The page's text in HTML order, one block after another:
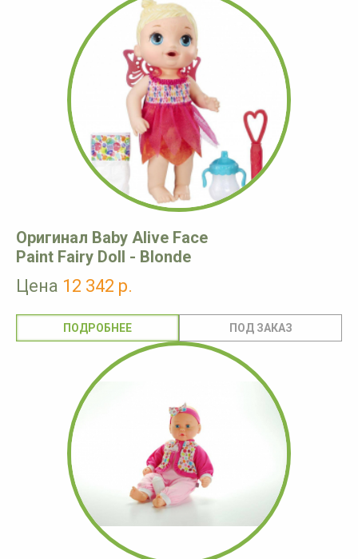
Оригинал Baby Alive Face
Paint Fairy Doll - Blonde
Цена 12 342 р.
ПОДРОБНЕЕ